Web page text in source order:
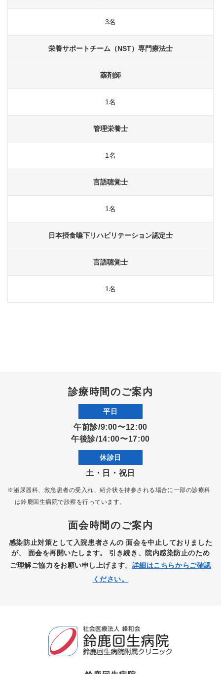
3名
栄養サポートチーム（NST）専門療法士
薬剤師
1名
管理栄養士
1名
言語聴覚士
1名
日本摂食嚥下リハビリテーション認定士
言語聴覚士
1名
診療時間のご案内
平日
午前診/9:00〜12:00
午後診/14:00〜17:00
休診日
土・日・祝日
※泌尿器科、救急患者の受入れ、紹介状を持参される場合に一部の診療科
は鈴鹿回生病院で診察を行っています。
面会時間のご案内
感染防止対策として入院患者さんの面会を中止しておりました
が、 面会を再開いたします。 引き続き、院内感染防止のため
ご理解ご協力をお願い申し上げます。 詳細はこちらからご確認
ください。